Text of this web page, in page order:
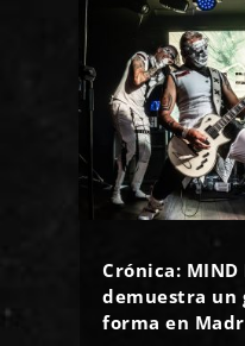
Crónica: MIND
demuestra un
forma en